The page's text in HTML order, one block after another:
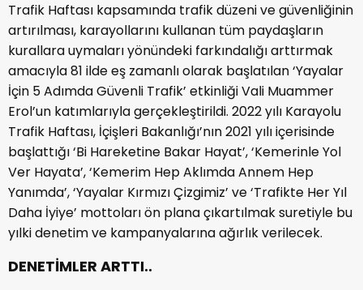
Trafik Haftası kapsamında trafik düzeni ve güvenliğinin
artırılması, karayollarını kullanan tüm paydaşların
kurallara uymaları yönündeki farkındalığı arttırmak
amacıyla 81 ilde eş zamanlı olarak başlatılan ‘Yayalar
İçin 5 Adımda Güvenli Trafik’ etkinliği Vali Muammer
Erol’un katımlarıyla gerçekleştirildi. 2022 yılı Karayolu
Trafik Haftası, İçişleri Bakanlığı’nın 2021 yılı içerisinde
başlattığı ‘Bi Hareketine Bakar Hayat’, ‘Kemerinle Yol
Ver Hayata’, ‘Kemerim Hep Aklımda Annem Hep
Yanımda’, ‘Yayalar Kırmızı Çizgimiz’ ve ‘Trafikte Her Yıl
Daha İyiye’ mottoları ön plana çıkartılmak suretiyle bu
yılki denetim ve kampanyalarına ağırlık verilecek.
DENETİMLER ARTTI..